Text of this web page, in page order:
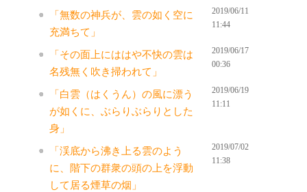
「無数の神兵が、雲の如く空に
充満ちて」
2019/06/11
11:44
「その面上にははや不快の雲は
名残無く吹き掃われて」
2019/06/17
00:36
「白雲（はくうん）の風に漂う
が如くに、ぶらりぶらりとした
身」
2019/06/19
11:11
「渓底から沸き上る雲のよう
に、階下の群衆の頭の上を浮動
して居る煙草の烟」
2019/07/02
11:38